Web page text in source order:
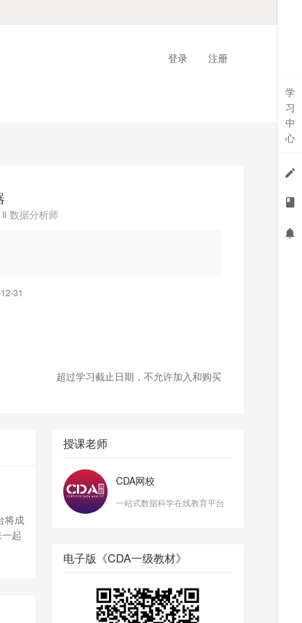
登录 注册
数据分析师
31
超过学习截止日期，不允许加入和购买
将成
起
授课老师
CDA网校
一站式数据科学在线教育平台
电子版《CDA一级教材》
学
习
中
心